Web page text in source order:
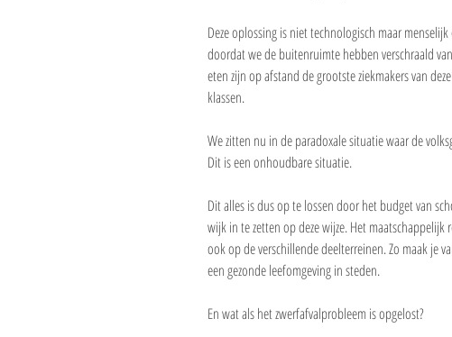
Deze oplossing is niet technologisch maar
doordat we de buitenruimte hebben verschraald
eten zijn op afstand de grootste ziekmakers van
klassen.
We zitten nu in de paradoxale situatie waar de
Dit is een onhoudbare situatie.
Dit alles is dus op te lossen door het budget van
wijk in te zetten op deze wijze. Het
ook op de verschillende deelterreinen. Zo maak je
een gezonde leefomgeving in steden.
En wat als het zwerfafvalprobleem is opgelost?